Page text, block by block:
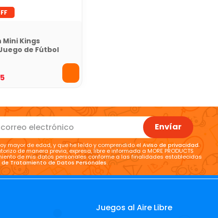
Kings
de Fútbol
Envíar
mayor de edad, y que he leído y comprendido elAviso de privacidad.
de manera previa, expresa, libre e informada a MORE PRODUCTS
de mis datos personales conforme a las finalidades establecidas
Tratamiento de Datos Personales.
Juegos al Aire Libre